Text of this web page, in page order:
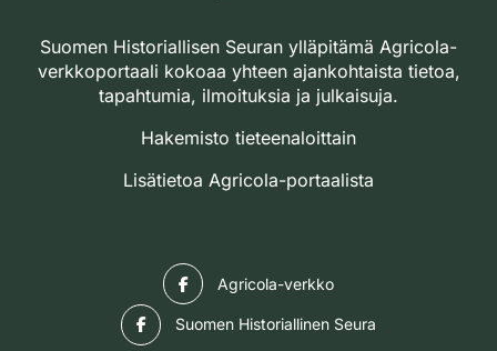
Suomen Historiallisen Seuran ylläpitämä Agricola-
verkkoportaali kokoaa yhteen ajankohtaista tietoa,
tapahtumia, ilmoituksia ja julkaisuja.
Hakemisto tieteenaloittain
Lisätietoa Agricola-portaalista
Agricola-verkko
Suomen Historiallinen Seura